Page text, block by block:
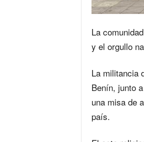
La
y el orgullo
La militancia
Benín, junto
una misa de
país.